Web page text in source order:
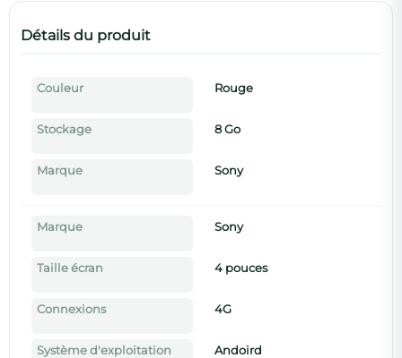
Détails du produit
Couleur Rouge
Stockage 8 Go
Marque Sony
Marque Sony
Taille écran 4 pouces
Connexions 4G
Système d'exploitation Andoird